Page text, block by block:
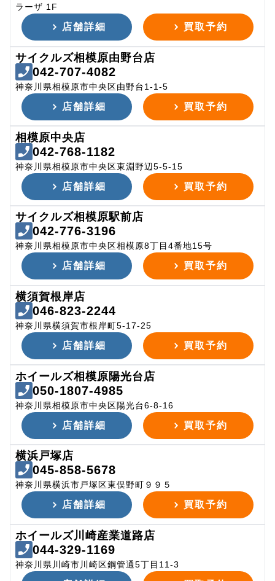
ラーザ 1F
店舗詳細 買取予約
サイクルズ相模原由野台店
042-707-4082
神奈川県相模原市中央区由野台1-1-5
店舗詳細 買取予約
相模原中央店
042-768-1182
神奈川県相模原市中央区東淵野辺5-5-15
店舗詳細 買取予約
サイクルズ相模原駅前店
042-776-3196
神奈川県相模原市中央区相模原8丁目4番地15号
店舗詳細 買取予約
横須賀根岸店
046-823-2244
神奈川県横須賀市根岸町5-17-25
店舗詳細 買取予約
ホイールズ相模原陽光台店
050-1807-4985
神奈川県相模原市中央区陽光台6-8-16
店舗詳細 買取予約
横浜戸塚店
045-858-5678
神奈川県横浜市戸塚区東俣野町９９５
店舗詳細 買取予約
ホイールズ川崎産業道路店
044-329-1169
神奈川県川崎市川崎区鋼管通5丁目11-3